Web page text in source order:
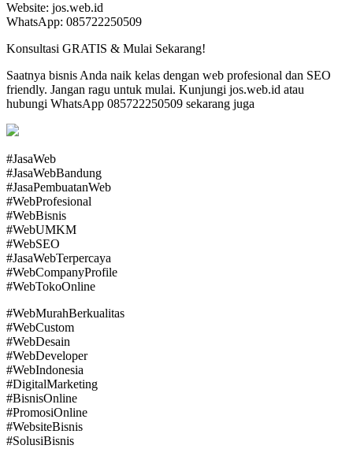
Website: jos.web.id
WhatsApp: 085722250509
Konsultasi GRATIS & Mulai Sekarang!
Saatnya bisnis Anda naik kelas dengan web profesional dan SEO
friendly. Jangan ragu untuk mulai. Kunjungi jos.web.id atau
hubungi WhatsApp 085722250509 sekarang juga
#JasaWeb
#JasaWebBandung
#JasaPembuatanWeb
#WebProfesional
#WebBisnis
#WebUMKM
#WebSEO
#JasaWebTerpercaya
#WebCompanyProfile
#WebTokoOnline
#WebMurahBerkualitas
#WebCustom
#WebDesain
#WebDeveloper
#WebIndonesia
#DigitalMarketing
#BisnisOnline
#PromosiOnline
#WebsiteBisnis
#SolusiBisnis